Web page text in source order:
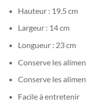
Hauteur : 19.5 cm
Largeur : 14 cm
Longueur : 23 cm
Conserve les
Conserve les
Facile à entretenir